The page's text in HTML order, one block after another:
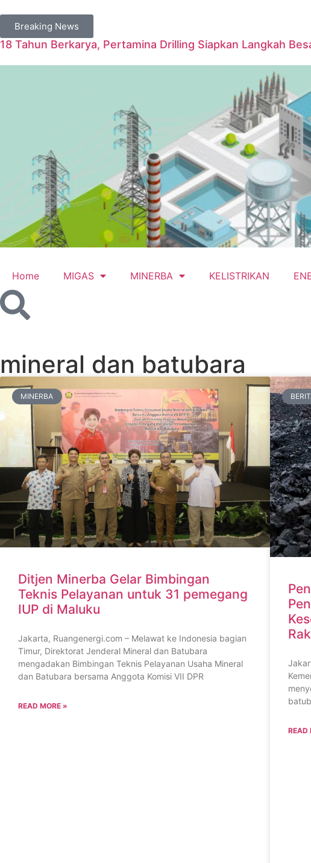
Breaking News
18 Tahun Berkarya, Pertamina Drilling Siapkan Langkah
Home MIGAS MINERBA KELISTRIKAN
mineral dan batubara
MINERBA
Ditjen Minerba Gelar Bimbingan
Teknis Pelayanan untuk 31 pemegang
IUP di Maluku
Jakarta, Ruangenergi.com – Melawat ke Indonesia bagian
Timur, Direktorat Jenderal Mineral dan Batubara
mengadakan Bimbingan Teknis Pelayanan Usaha Mineral
dan Batubara bersama Anggota Komisi VII DPR
READ MORE »
READ